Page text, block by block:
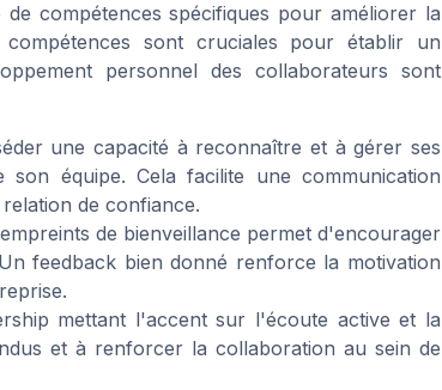
compétences spécifiques pour améliorer la
sont cruciales pour établir un
personnel des collaborateurs sont
une capacité à reconnaître et à gérer ses
équipe. Cela facilite une communication
de confiance.
de bienveillance permet d'encourager
feedback bien donné renforce la motivation
mettant l'accent sur l'écoute active et la
et à renforcer la collaboration au sein de